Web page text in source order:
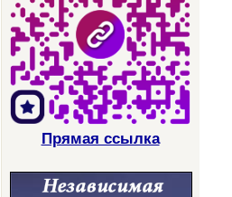
Прямая ссылка